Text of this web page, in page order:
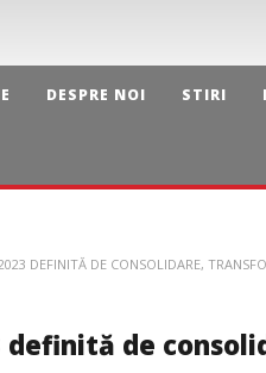
DESPRE NOI STIRI
DEFINITĂ DE CONSOLIDARE,
de